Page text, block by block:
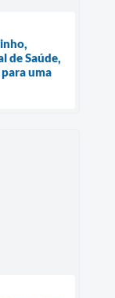
de Saúde,
uma